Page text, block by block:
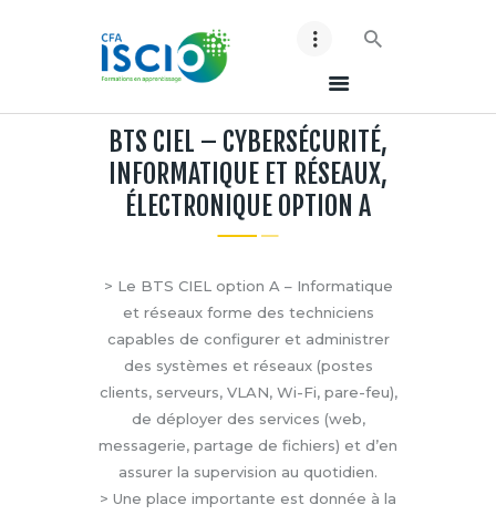
ACCUEIL ISCIO
NOS BTS
NOS BACHELORS
ESPACE ENTREPRISES
MES ACCES
LES BONS CONSEILS !
BTS CIEL – CYBERSÉCURITÉ,
INFORMATIQUE ET RÉSEAUX,
ÉLECTRONIQUE OPTION A
> Le BTS CIEL option A – Informatique
et réseaux forme des techniciens
capables de configurer et administrer
des systèmes et réseaux (postes
clients, serveurs, VLAN, Wi-Fi, pare-feu),
de déployer des services (web,
messagerie, partage de fichiers) et d’en
assurer la supervision au quotidien.
> Une place importante est donnée à la